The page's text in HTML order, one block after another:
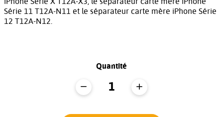
Série 11 T12A-N11 et le séparateur carte mère iPhone Série
12 T12A-N12.
Quantité